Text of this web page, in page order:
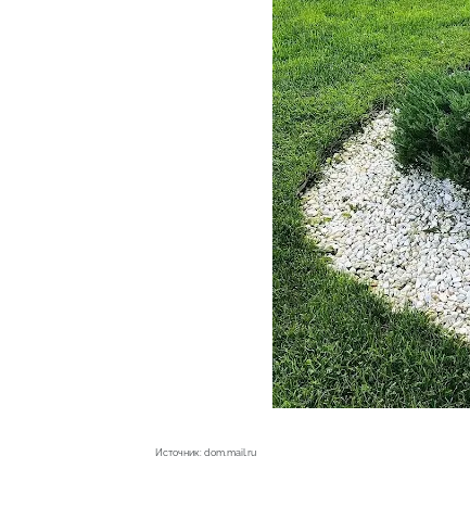
Источник: dom.mail.ru